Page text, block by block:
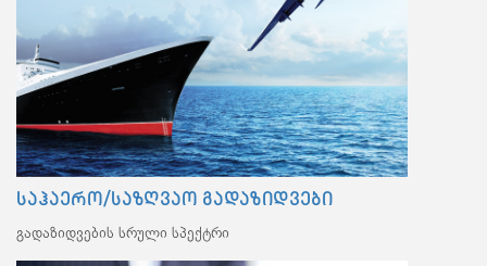
საჰაერო/საზღვაო გადაზიდვები
გადაზიდვების სრული სპექტრი